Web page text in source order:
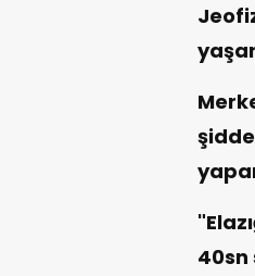
40sn